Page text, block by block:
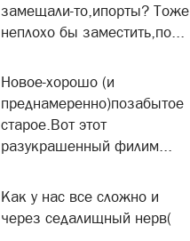
замещали-то,ипорты? Тоже
неплохо бы заместить,по...
Новое-хорошо (и
преднамеренно)позабытое
старое.Вот этот
разукрашенный филим...
Как у нас все сложно и
через седалищный нерв(